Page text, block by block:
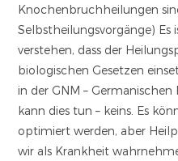
Knochenbruchheilungen
Selbstheilungsvorgänge) Es
verstehen, dass der
biologischen Gesetzen
in der GNM –
kann dies tun – keins. Es
optimiert werden, aber
wir als Krankheit